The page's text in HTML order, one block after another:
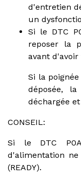
d'entretien
un
Si le DTC
reposer la
avant
Si la
déposée,
déchargée
CONSEIL:
Si le DTC
d'alimentation
(READY).